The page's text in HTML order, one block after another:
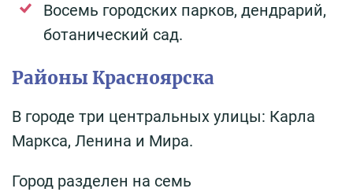
Восемь городских парков, дендрарий,
ботанический сад.
Районы Красноярска
В городе три центральных улицы: Карла
Маркса, Ленина и Мира.
Город разделен на семь